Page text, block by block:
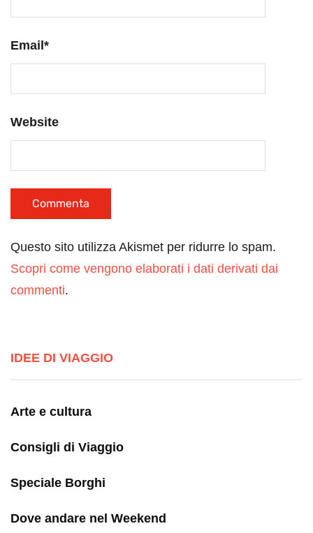
Email*
Website
Questo sito utilizza Akismet per ridurre lo spam.
Scopri come vengono elaborati i dati derivati dai
commenti.
IDEE DI VIAGGIO
Arte e cultura
Consigli di Viaggio
Speciale Borghi
Dove andare nel Weekend